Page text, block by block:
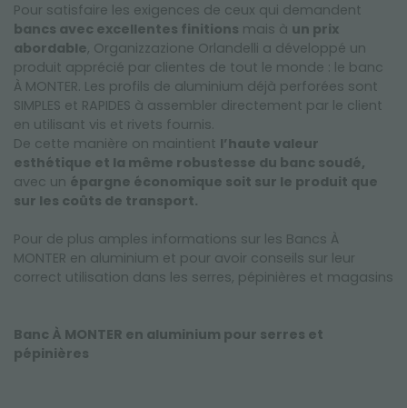
Pour satisfaire les exigences de ceux qui demandent
bancs avec excellentes finitions mais à un prix
abordable, Organizzazione Orlandelli a développé un
produit apprécié par clientes de tout le monde : le banc
À MONTER. Les profils de aluminium déjà perforées sont
SIMPLES et RAPIDES à assembler directement par le client
en utilisant vis et rivets fournis.
De cette manière on maintient l’haute valeur
esthétique et la même robustesse du banc soudé,
avec un épargne économique soit sur le produit que
sur les coûts de transport.
Pour de plus amples informations sur les Bancs À
MONTER en aluminium et pour avoir conseils sur leur
correct utilisation dans les serres, pépinières et magasins
Banc À MONTER en aluminium pour serres et
pépinières